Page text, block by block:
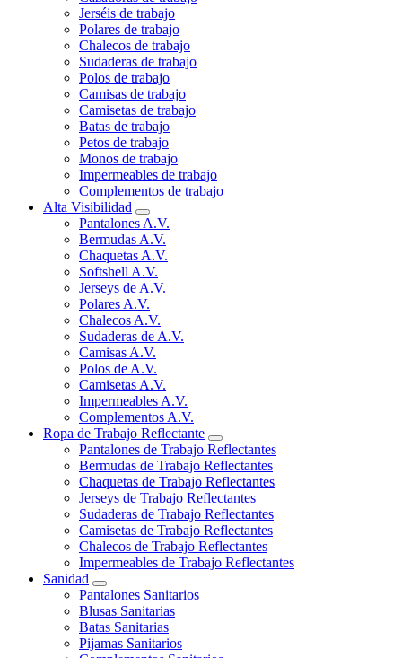
Jerséis de trabajo
Polares de trabajo
Chalecos de trabajo
Sudaderas de trabajo
Polos de trabajo
Camisas de trabajo
Camisetas de trabajo
Batas de trabajo
Petos de trabajo
Monos de trabajo
Impermeables de trabajo
Complementos de trabajo
Alta Visibilidad
Pantalones A.V.
Bermudas A.V.
Chaquetas A.V.
Softshell A.V.
Jerseys de A.V.
Polares A.V.
Chalecos A.V.
Sudaderas de A.V.
Camisas A.V.
Polos de A.V.
Camisetas A.V.
Impermeables A.V.
Complementos A.V.
Ropa de Trabajo Reflectante
Pantalones de Trabajo Reflectantes
Bermudas de Trabajo Reflectantes
Chaquetas de Trabajo Reflectantes
Jerseys de Trabajo Reflectantes
Sudaderas de Trabajo Reflectantes
Camisetas de Trabajo Reflectantes
Chalecos de Trabajo Reflectantes
Impermeables de Trabajo Reflectantes
Sanidad
Pantalones Sanitarios
Blusas Sanitarias
Batas Sanitarias
Pijamas Sanitarios